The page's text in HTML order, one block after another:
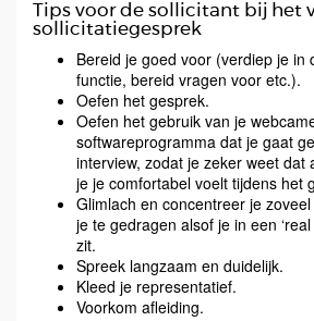
Tips voor de sollicitant bij het
sollicitatiegesprek
Bereid je goed voor (verdiep je in
functie, bereid vragen voor etc.).
Oefen het gesprek.
Oefen het gebruik van je
softwareprogramma dat je gaat
interview, zodat je zeker weet dat
je je comfortabel voelt tijdens het
Glimlach en concentreer je
je te gedragen alsof je in een
zit.
Spreek langzaam en duidelijk.
Kleed je representatief.
Voorkom afleiding.